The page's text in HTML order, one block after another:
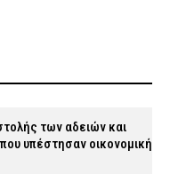
των αδειών και
υπέστησαν οικονομική